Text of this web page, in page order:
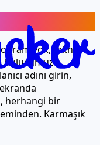
yok, teknik
bulucumuz
adını girin,
herhangi bir
Karmaşık